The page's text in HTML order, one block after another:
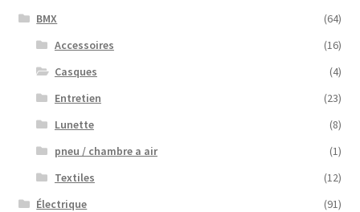
BMX
(64)
Accessoires
(16)
Casques
(4)
Entretien
(23)
Lunette
(8)
pneu / chambre a air
(1)
Textiles
(12)
Électrique
(91)